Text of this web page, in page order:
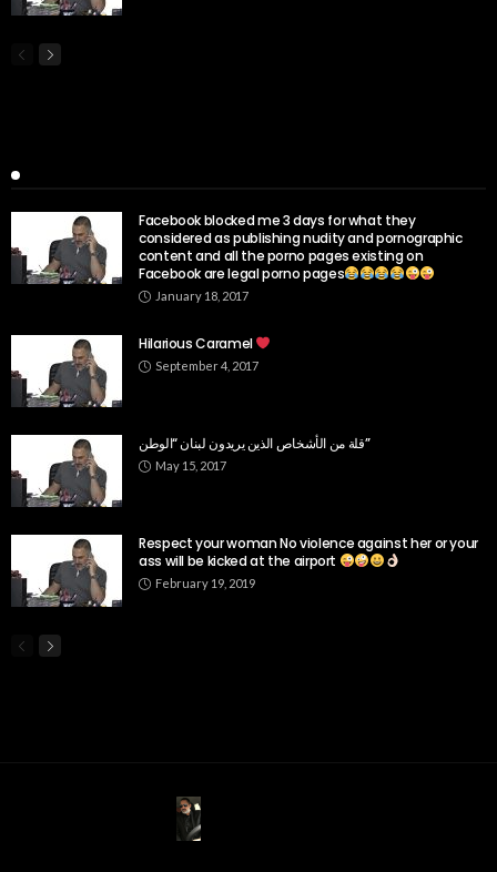
Facebook blocked me 3 days for what they
considered as publishing nudity and pornographic
content and all the porno pages existing on
Facebook are legal porno pages
January 18, 2017
Hilarious Caramel
September 4, 2017
قلة من الأشخاص الذين يريدون لبنان “الوطن”
May 15, 2017
Respect your woman No violence against her or your
ass will be kicked at the airport
February 19, 2019